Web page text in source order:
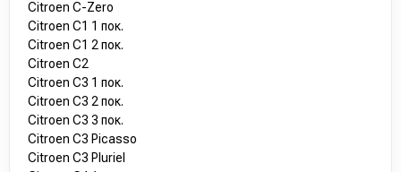
Citroen C-Zero
Citroen C1 1 пок.
Citroen C1 2 пок.
Citroen C2
Citroen C3 1 пок.
Citroen C3 2 пок.
Citroen C3 3 пок.
Citroen C3 Picasso
Citroen C3 Pluriel